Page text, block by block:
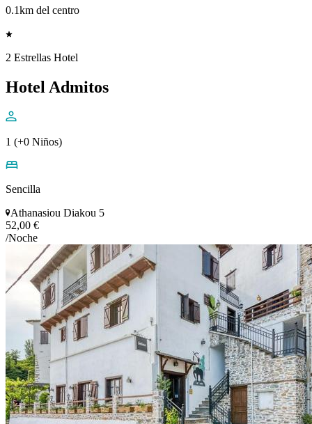
0.1km del centro
2 Estrellas Hotel
Hotel Admitos
1 (+0 Niños)
Sencilla
Athanasiou Diakou 5
52,00 €
/Noche